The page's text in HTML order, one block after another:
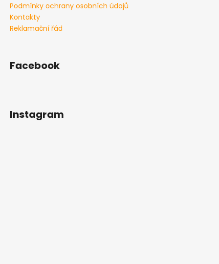
p
Podmínky ochrany osobních údajů
Kontakty
Reklamační řád
Facebook
Instagram